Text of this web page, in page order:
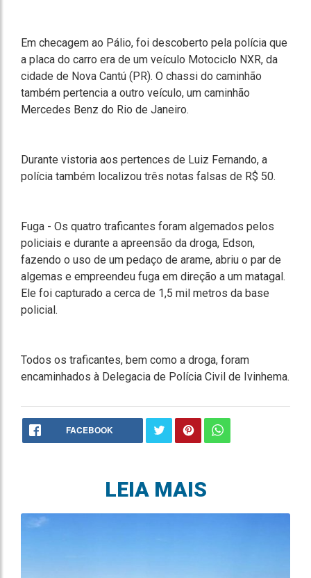
Em checagem ao Pálio, foi descoberto pela polícia que
a placa do carro era de um veículo Motociclo NXR, da
cidade de Nova Cantú (PR). O chassi do caminhão
também pertencia a outro veículo, um caminhão
Mercedes Benz do Rio de Janeiro.
Durante vistoria aos pertences de Luiz Fernando, a
polícia também localizou três notas falsas de R$ 50.
Fuga - Os quatro traficantes foram algemados pelos
policiais e durante a apreensão da droga, Edson,
fazendo o uso de um pedaço de arame, abriu o par de
algemas e empreendeu fuga em direção a um matagal.
Ele foi capturado a cerca de 1,5 mil metros da base
policial.
Todos os traficantes, bem como a droga, foram
encaminhados à Delegacia de Polícia Civil de Ivinhema.
FACEBOOK
LEIA MAIS